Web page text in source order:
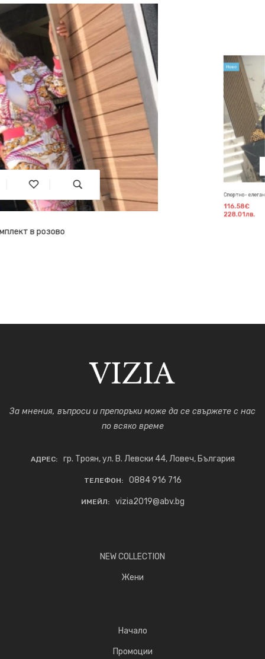
Спортно- елегантен комплект в черен цвят
За мнения, въпроси и препоръки може да се свържете с нас
по всяко време
АДРЕС: гр. Троян, ул. В. Левски 44, Ловеч, България
ТЕЛЕФОН: 0884 916 716
ИМЕЙЛ: vizia2019@abv.bg
NEW COLLECTION
Жени
Начало
Промоции